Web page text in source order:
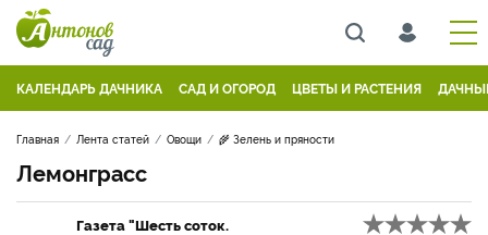
КАЛЕНДАРЬ ДАЧНИКА САД И ОГОРОД ЦВЕТЫ И РАСТЕНИЯ
Главная Лента статей Овощи 🌾 Зелень и пряности
Лемонграсс
Газета "Шесть соток.